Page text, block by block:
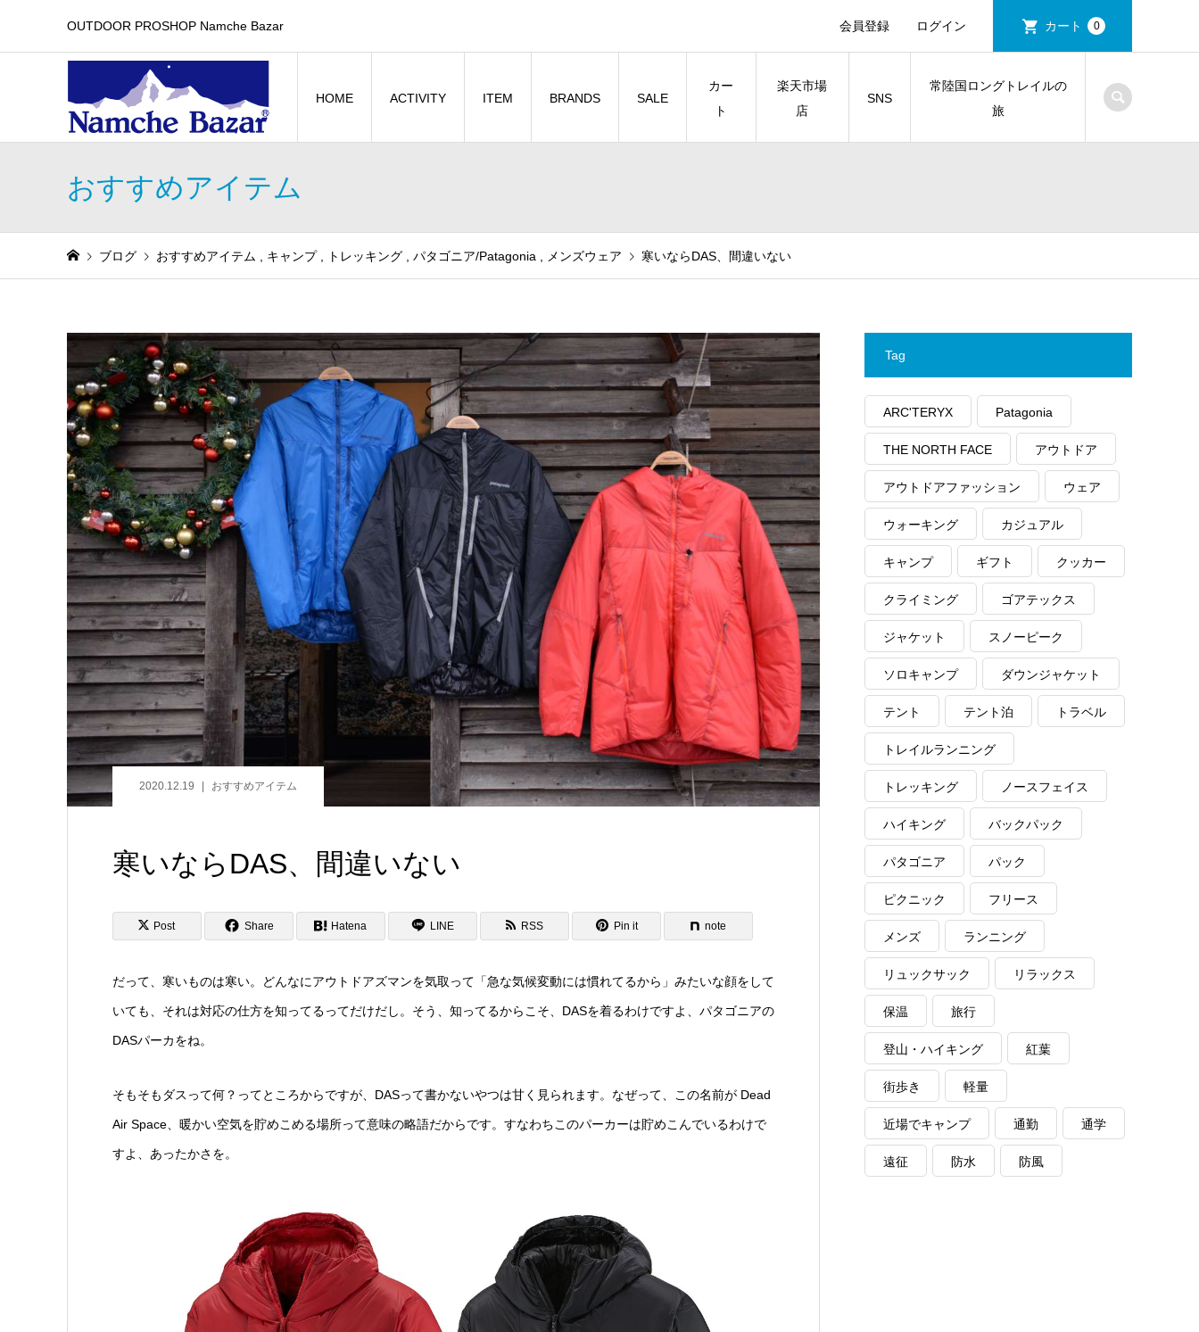
OUTDOOR PROSHOP Namche Bazar 会員登録 ログイン カート 0
HOME ACTIVITY ITEM BRANDS SALE
カー
ト
楽天市場
店
SNS
常陸国ロングトレイルの
旅
おすすめアイテム
ブログ おすすめアイテム キャンプ トレッキング パタゴニア/Patagonia メンズウェア 寒いならDAS、間違いない
2020.12.19 おすすめアイテム
寒いならDAS、間違いない
Post Share Hatena LINE RSS Pin it note
だって、寒いものは寒い。どんなにアウトドアズマンを気取って「急な気候変動には慣れてるから」みたいな顔をして
いても、それは対応の仕方を知ってるってだけだし。そう、知ってるからこそ、DASを着るわけですよ、パタゴニアの
DASパーカをね。
そもそもダスって何？ってところからですが、DASって書かないやつは甘く見られます。なぜって、この名前が Dead
Air Space、暖かい空気を貯めこめる場所って意味の略語だからです。すなわちこのパーカーは貯めこんでいるわけで
すよ、あったかさを。
Tag
ARC'TERYX Patagonia
THE NORTH FACE アウトドア
アウトドアファッション ウェア
ウォーキング カジュアル
キャンプ ギフト クッカー
クライミング ゴアテックス
ジャケット スノーピーク
ソロキャンプ ダウンジャケット
テント テント泊 トラベル
トレイルランニング
トレッキング ノースフェイス
ハイキング バックパック
パタゴニア パック
ピクニック フリース
メンズ ランニング
リュックサック リラックス
保温 旅行
登山・ハイキング 紅葉
街歩き 軽量
近場でキャンプ 通勤 通学
遠征 防水 防風